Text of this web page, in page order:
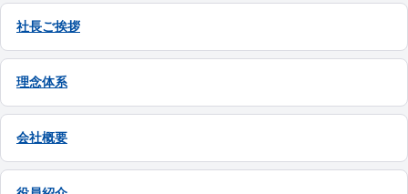
社長ご挨拶
理念体系
会社概要